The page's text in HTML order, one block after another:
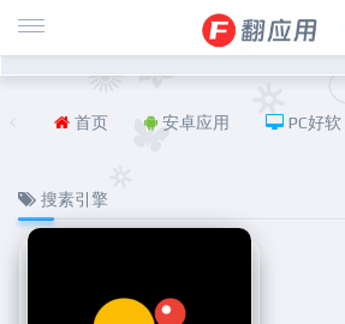
首页 安卓应用 PC好软
搜素引擎